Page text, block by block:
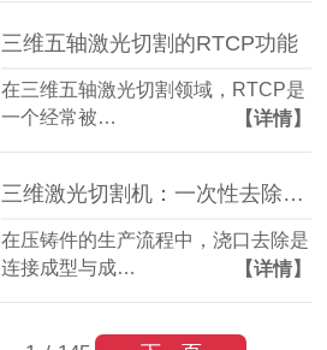
三维五轴激光切割的RTCP功能
在三维五轴激光切割领域，RTCP是
一个经常被…
【详情】
三维激光切割机：一次性去除压铸件浇口，简化后道工序
在压铸件的生产流程中，浇口去除是
连接成型与成…
【详情】